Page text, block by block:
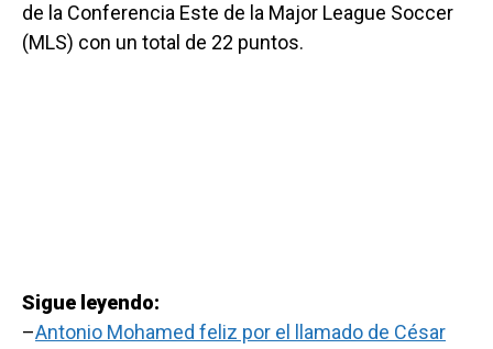
de la Conferencia Este de la Major League Soccer
(MLS) con un total de 22 puntos.
Sigue leyendo:
–Antonio Mohamed feliz por el llamado de César